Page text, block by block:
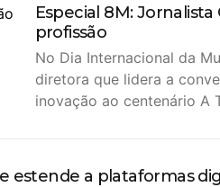
Especial 8M:
profissão
No Dia Internacional da
diretora que lidera a
inovação ao centenário A
estende a plataformas